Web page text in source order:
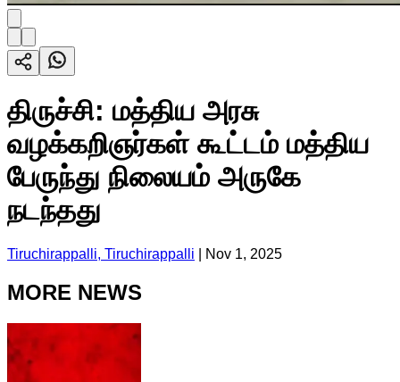
திருச்சி: மத்திய அரசு
வழக்கறிஞர்கள் கூட்டம் மத்திய
பேருந்து நிலையம் அருகே
நடந்தது
Tiruchirappalli, Tiruchirappalli Nov 1, 2025
MORE NEWS